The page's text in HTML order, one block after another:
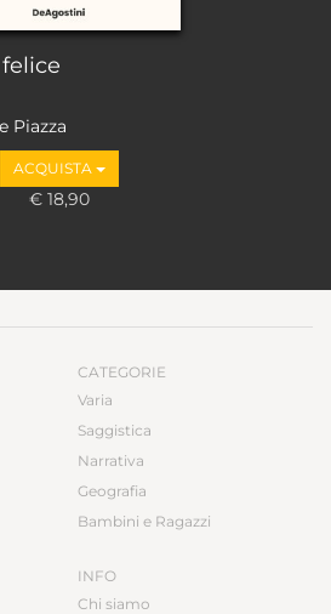
Piazza
ACQUISTA
€ 18,90
CATEGORIE
Varia
Saggistica
Narrativa
Geografia
Bambini e Ragazzi
INFO
Chi siamo